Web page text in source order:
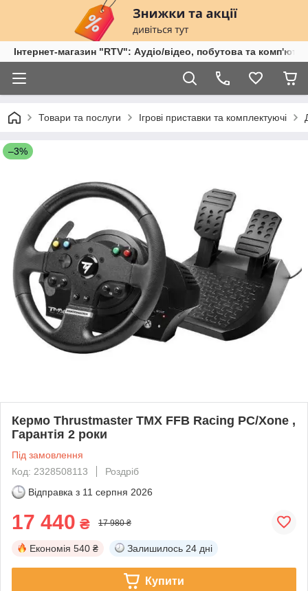
Інтернет-магазин "RTV": Аудіо/відео, побутова та
Товари та послуги Ігрові приставки та комплектуючі
–3%
Кермо Thrustmaster TMX FFB Racing PC/Xone ,
Гарантія 2 роки
Під замовлення
Код: 2328508113
Роздріб
Відправка з 11 серпня 2026
17 440 ₴ 17 980 ₴
Економія 540 ₴ Залишилось 24 дні
Купити